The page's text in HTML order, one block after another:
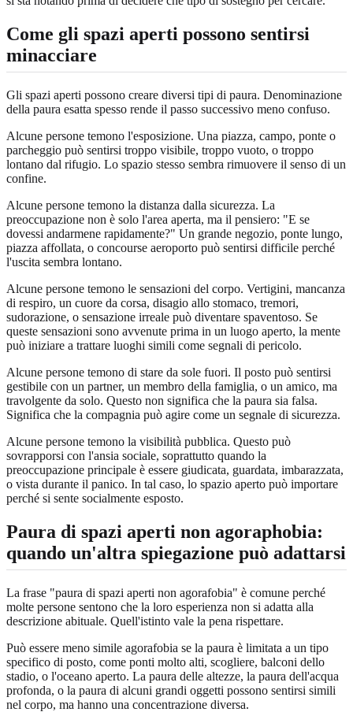
Come gli spazi aperti possono sentirsi
minacciare
Gli spazi aperti possono creare diversi tipi di paura. Denominazione
della paura esatta spesso rende il passo successivo meno confuso.
Alcune persone temono l'esposizione. Una piazza, campo, ponte o
parcheggio può sentirsi troppo visibile, troppo vuoto, o troppo
lontano dal rifugio. Lo spazio stesso sembra rimuovere il senso di un
confine.
Alcune persone temono la distanza dalla sicurezza. La
preoccupazione non è solo l'area aperta, ma il pensiero: "E se
dovessi andarmene rapidamente?" Un grande negozio, ponte lungo,
piazza affollata, o concourse aeroporto può sentirsi difficile perché
l'uscita sembra lontano.
Alcune persone temono le sensazioni del corpo. Vertigini, mancanza
di respiro, un cuore da corsa, disagio allo stomaco, tremori,
sudorazione, o sensazione irreale può diventare spaventoso. Se
queste sensazioni sono avvenute prima in un luogo aperto, la mente
può iniziare a trattare luoghi simili come segnali di pericolo.
Alcune persone temono di stare da sole fuori. Il posto può sentirsi
gestibile con un partner, un membro della famiglia, o un amico, ma
travolgente da solo. Questo non significa che la paura sia falsa.
Significa che la compagnia può agire come un segnale di sicurezza.
Alcune persone temono la visibilità pubblica. Questo può
sovrapporsi con l'ansia sociale, soprattutto quando la
preoccupazione principale è essere giudicata, guardata, imbarazzata,
o vista durante il panico. In tal caso, lo spazio aperto può importare
perché si sente socialmente esposto.
Paura di spazi aperti non agoraphobia:
quando un'altra spiegazione può adattarsi
La frase "paura di spazi aperti non agorafobia" è comune perché
molte persone sentono che la loro esperienza non si adatta alla
descrizione abituale. Quell'istinto vale la pena rispettare.
Può essere meno simile agorafobia se la paura è limitata a un tipo
specifico di posto, come ponti molto alti, scogliere, balconi dello
stadio, o l'oceano aperto. La paura delle altezze, la paura dell'acqua
profonda, o la paura di alcuni grandi oggetti possono sentirsi simili
nel corpo, ma hanno una concentrazione diversa.